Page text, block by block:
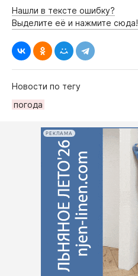
Нашли в тексте ошибку?
Выделите её и нажмите сюда!
Новости по тегу
погода
РЕКЛАМА